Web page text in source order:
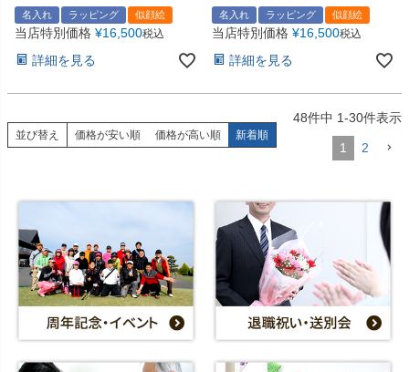
名入れ ラッピング 似顔絵
当店特別価格 ¥16,500税込
詳細を見る
名入れ ラッピング 似顔絵
当店特別価格 ¥16,500税込
詳細を見る
並び替え 価格が安い順 価格が高い順 新着順
48件中 1-30件表示
1 2